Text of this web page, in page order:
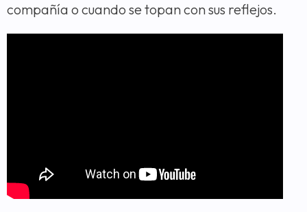
compañía o cuando se topan con sus reflejos.